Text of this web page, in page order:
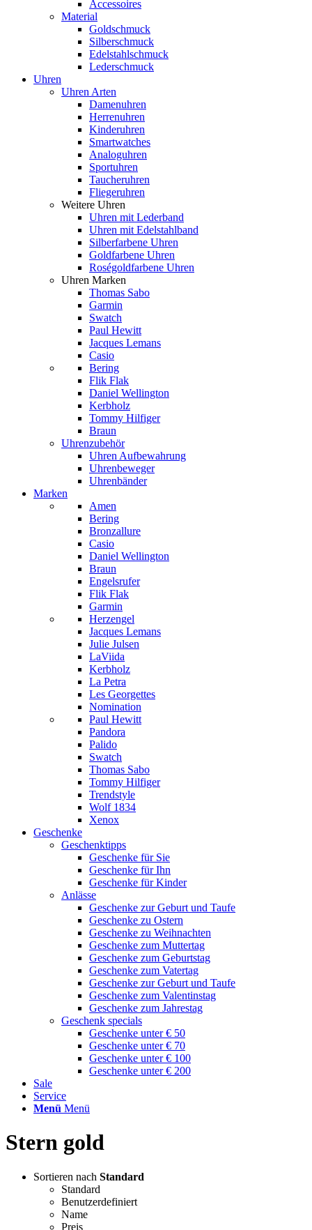
Accessoires
Material
Goldschmuck
Silberschmuck
Edelstahlschmuck
Lederschmuck
Uhren
Uhren Arten
Damenuhren
Herrenuhren
Kinderuhren
Smartwatches
Analoguhren
Sportuhren
Taucheruhren
Fliegeruhren
Weitere Uhren
Uhren mit Lederband
Uhren mit Edelstahlband
Silberfarbene Uhren
Goldfarbene Uhren
Roségoldfarbene Uhren
Uhren Marken
Thomas Sabo
Garmin
Swatch
Paul Hewitt
Jacques Lemans
Casio
Bering
Flik Flak
Daniel Wellington
Kerbholz
Tommy Hilfiger
Braun
Uhrenzubehör
Uhren Aufbewahrung
Uhrenbeweger
Uhrenbänder
Marken
Amen
Bering
Bronzallure
Casio
Daniel Wellington
Braun
Engelsrufer
Flik Flak
Garmin
Herzengel
Jacques Lemans
Julie Julsen
LaViida
Kerbholz
La Petra
Les Georgettes
Nomination
Paul Hewitt
Pandora
Palido
Swatch
Thomas Sabo
Tommy Hilfiger
Trendstyle
Wolf 1834
Xenox
Geschenke
Geschenktipps
Geschenke für Sie
Geschenke für Ihn
Geschenke für Kinder
Anlässe
Geschenke zur Geburt und Taufe
Geschenke zu Ostern
Geschenke zu Weihnachten
Geschenke zum Muttertag
Geschenke zum Geburtstag
Geschenke zum Vatertag
Geschenke zur Geburt und Taufe
Geschenke zum Valentinstag
Geschenke zum Jahrestag
Geschenk specials
Geschenke unter € 50
Geschenke unter € 70
Geschenke unter € 100
Geschenke unter € 200
Sale
Service
Menü Menü
Stern gold
Sortieren nach Standard
Standard
Benutzerdefiniert
Name
Preis